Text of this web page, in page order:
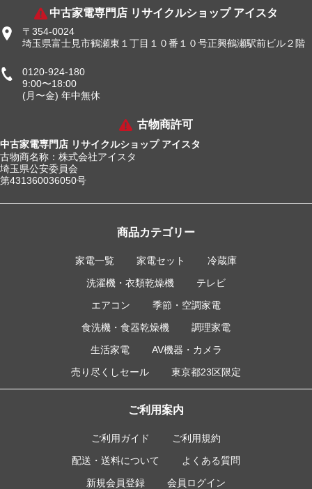
中古家電専門店 リサイクルショップ アイスタ
〒354-0024
埼玉県富士見市鶴瀬東１丁目１０番１０号正興鶴瀬駅前ビル２階
0120-924-180
9:00〜18:00
(月〜金) 年中無休
古物商許可
中古家電専門店 リサイクルショップ アイスタ
古物商名称：株式会社アイスタ
埼玉県公安委員会
第431360036050号
商品カテゴリー
家電一覧 家電セット
冷蔵庫
洗濯機・衣類乾燥機
テレビ
エアコン
季節・空調家電
食洗機・食器乾燥機
調理家電
生活家電
AV機器・カメラ
売り尽くしセール
東京都23区限定
ご利用案内
ご利用ガイド
ご利用規約
配送・送料について
よくある質問
新規会員登録
会員ログイン